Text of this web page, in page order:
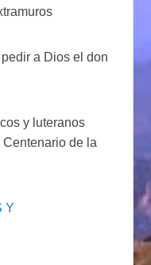
a Dios el don
y luteranos
de la
Y